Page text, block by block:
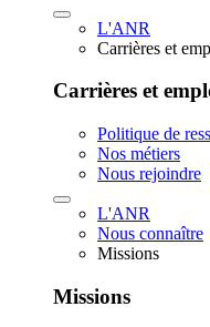
L'ANR
Carrières et
Carrières et
Politique de
Nos métiers
Nous rejoindre
L'ANR
Nous connaître
Missions
Missions